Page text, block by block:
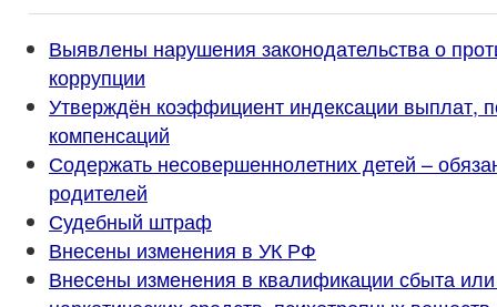
Выявлены нарушения законодательства о
коррупции
Утверждён коэффициент индексации выплат,
компенсаций
Содержать несовершеннолетних детей –
родителей
Судебный штраф
Внесены изменения в УК РФ
Внесены изменения в квалификации сбыта